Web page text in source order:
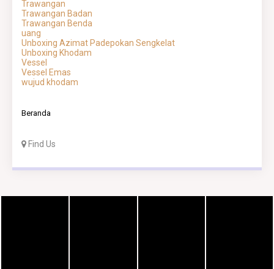
Trawangan
Trawangan Badan
Trawangan Benda
uang
Unboxing Azimat Padepokan Sengkelat
Unboxing Khodam
Vessel
Vessel Emas
wujud khodam
Beranda
Find Us